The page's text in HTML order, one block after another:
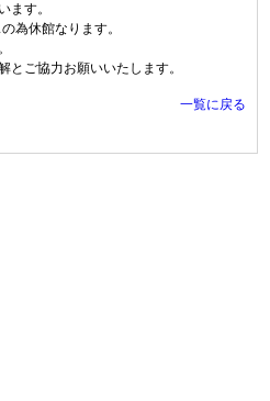
ます。
為休館なります。
とご協力お願いいたします。
一覧に戻る